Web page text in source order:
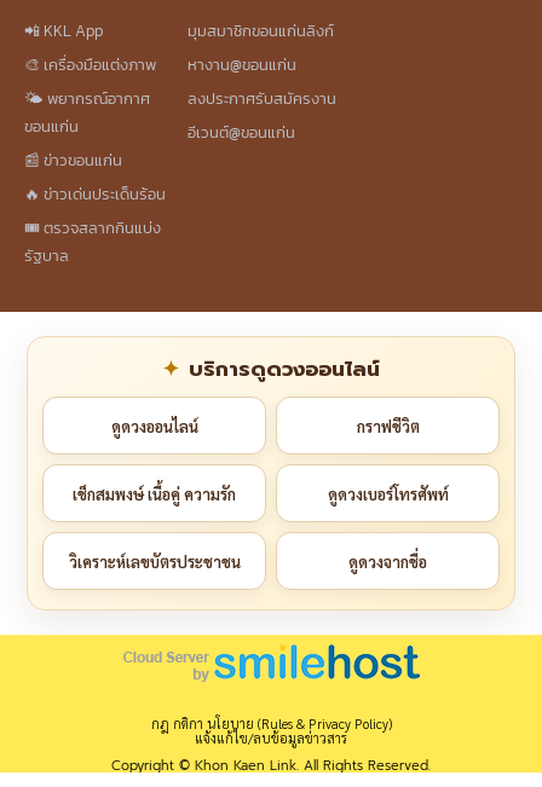
📲 KKL App
🎨 เครื่องมือแต่งภาพ
🌤️ พยากรณ์อากาศ
ขอนแก่น
📰 ข่าวขอนแก่น
🔥 ข่าวเด่นประเด็นร้อน
🎟️ ตรวจสลากกินแบ่ง
รัฐบาล
มุมสมาชิกขอนแก่นลิงก์
หางาน@ขอนแก่น
ลงประกาศรับสมัครงาน
อีเวนต์@ขอนแก่น
บริการดูดวงออนไลน์
ดูดวงออนไลน์ กราฟชีวิต
เช็กสมพงษ์ เนื้อคู่ ความรัก ดูดวงเบอร์โทรศัพท์
วิเคราะห์เลขบัตรประชาชน ดูดวงจากชื่อ
กฎ กติกา นโยบาย (Rules & Privacy Policy)
แจ้งแก้ไข/ลบข้อมูลข่าวสาร
Copyright © Khon Kaen Link. All Rights Reserved.